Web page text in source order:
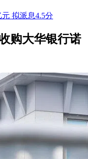
拟派息4.5分
购大华银行诺